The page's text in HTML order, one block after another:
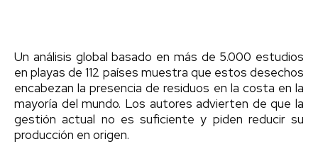
Un análisis global basado en más de 5.000 estudios
en playas de 112 países muestra que estos desechos
encabezan la presencia de residuos en la costa en la
mayoría del mundo. Los autores advierten de que la
gestión actual no es suficiente y piden reducir su
producción en origen.